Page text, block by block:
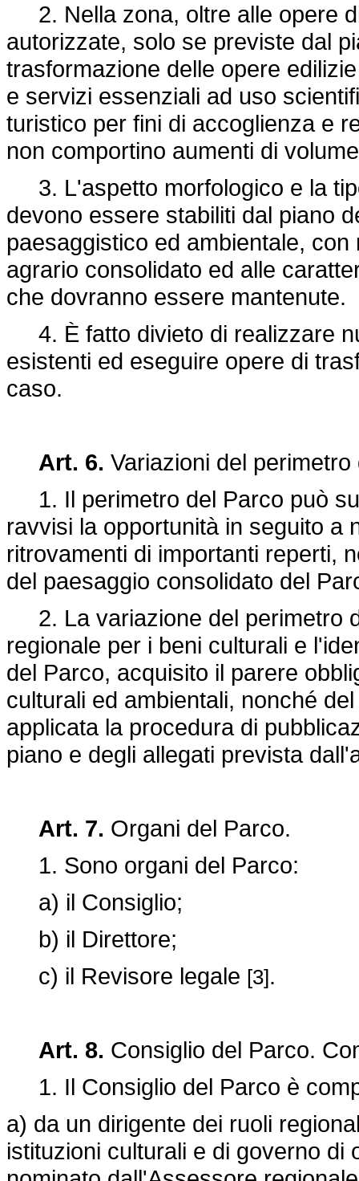
2. Nella zona, oltre alle opere
autorizzate, solo se previste dal
trasformazione delle opere
e servizi essenziali ad uso
turistico per fini di accoglienza e
non comportino aumenti di
3. L'aspetto morfologico e la
devono essere stabiliti dal piano
paesaggistico ed ambientale,
agrario consolidato ed alle
che dovranno essere mantenute.
4. È fatto divieto di realizzare
esistenti ed eseguire opere di
caso.
Art. 6. Variazioni del
1. Il perimetro del Parco può
ravvisi la opportunità in seguito a
ritrovamenti di importanti reperti,
del paesaggio consolidato del
2. La variazione del perimetro
regionale per i beni culturali e
del Parco, acquisito il parere
culturali ed ambientali, nonché
applicata la procedura di
piano e degli allegati prevista
Art. 7. Organi del Parco.
1. Sono organi del Parco:
a) il Consiglio;
b) il Direttore;
c) il Revisore legale [3].
Art. 8. Consiglio del Parco.
1. Il Consiglio del Parco è
a) da un dirigente dei ruoli
istituzioni culturali e di governo di